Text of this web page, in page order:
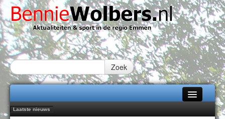
Zoek
Home
Laatste nieuws